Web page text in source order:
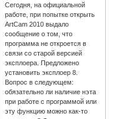
Сегодня, на официальной
работе, при попытке открыть
ArtCam 2010 выдало
сообщение о том, что
программа не откроется в
связи со старой версией
эксплоера. Предложено
установить эксплоер 8.
Вопрос в следующем:
обязательно ли наличие нэта
при работе с программой или
эту функцию можно как-то